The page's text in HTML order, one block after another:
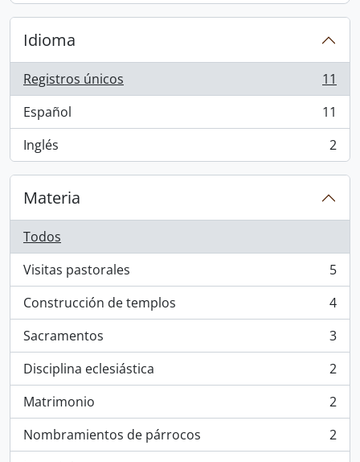
Idioma
Registros únicos
, 11 resultados
11
Español
, 11 resultados
11
Inglés
, 2 resultados 2
Materia
Todos
Visitas pastorales
, 5 resultados
5
Construcción de templos
, 4 resultados
4
Sacramentos
, 3 resultados
3
Disciplina eclesiástica
, 2 resultados
2
Matrimonio
, 2 resultados
2
Nombramientos de párrocos
, 2 resultados
2